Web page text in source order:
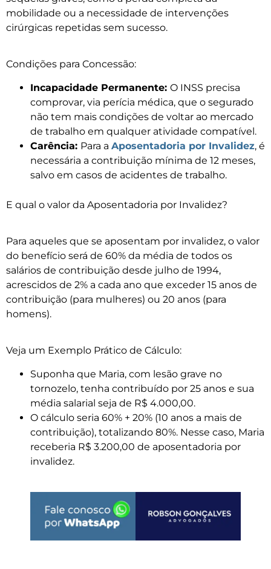
mobilidade ou a necessidade de intervenções
cirúrgicas repetidas sem sucesso.
Condições para Concessão:
Incapacidade Permanente: O INSS precisa
comprovar, via perícia médica, que o segurado
não tem mais condições de voltar ao mercado
de trabalho em qualquer atividade compatível.
Carência: Para a Aposentadoria por Invalidez, é
necessária a contribuição mínima de 12 meses,
salvo em casos de acidentes de trabalho.
E qual o valor da Aposentadoria por Invalidez?
Para aqueles que se aposentam por invalidez, o valor
do benefício será de 60% da média de todos os
salários de contribuição desde julho de 1994,
acrescidos de 2% a cada ano que exceder 15 anos de
contribuição (para mulheres) ou 20 anos (para
homens).
Veja um Exemplo Prático de Cálculo:
Suponha que Maria, com lesão grave no
tornozelo, tenha contribuído por 25 anos e sua
média salarial seja de R$ 4.000,00.
O cálculo seria 60% + 20% (10 anos a mais de
contribuição), totalizando 80%. Nesse caso, Maria
receberia R$ 3.200,00 de aposentadoria por
invalidez.